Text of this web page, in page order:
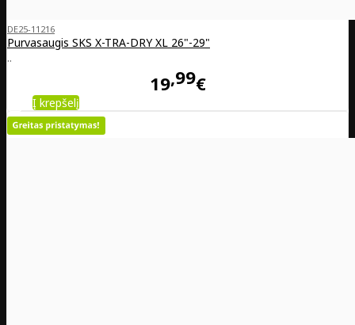
DE25-11216
Purvasaugis SKS X-TRA-DRY XL 26"-29"
..
19 99€
Į krepšelį